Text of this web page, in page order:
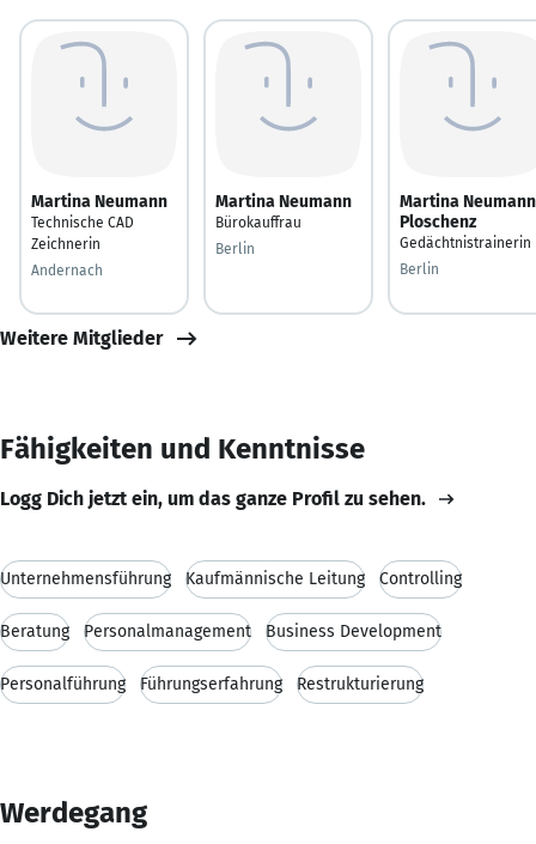
Martina Neumann
Technische CAD
Zeichnerin
Andernach
Martina Neumann
Bürokauffrau
Berlin
Martina
Ploschenz
Gedächtnistrainerin
Berlin
Weitere Mitglieder
Fähigkeiten und Kenntnisse
Logg Dich jetzt ein, um das ganze Profil zu sehen.
Unternehmensführung Kaufmännische Leitung Controlling
Beratung Personalmanagement Business Development
Personalführung Führungserfahrung Restrukturierung
Werdegang